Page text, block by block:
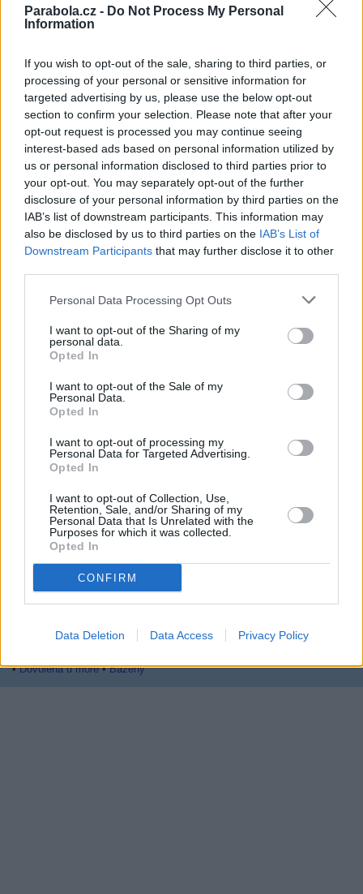
Parabola.cz - Do Not Process My Personal
Information
If you wish to opt-out of the sale, sharing to third parties, or
processing of your personal or sensitive information for
targeted advertising by us, please use the below opt-out
section to confirm your selection. Please note that after your
opt-out request is processed you may continue seeing
interest-based ads based on personal information utilized by
us or personal information disclosed to third parties prior to
your opt-out. You may separately opt-out of the further
disclosure of your personal information by third parties on the
IAB’s list of downstream participants. This information may
also be disclosed by us to third parties on the IAB’s List of
Downstream Participants that may further disclose it to other
Personal Data Processing Opt Outs
I want to opt-out of the Sharing of my
personal data.
Opted In
I want to opt-out of the Sale of my
Personal Data.
Opted In
I want to opt-out of processing my
Personal Data for Targeted Advertising.
Opted In
I want to opt-out of Collection, Use,
Retention, Sale, and/or Sharing of my
Personal Data that Is Unrelated with the
Purposes for which it was collected.
Opted In
CONFIRM
Data Deletion Data Access Privacy Policy
FACEBOOK
Přečtěte si také
Třetina čtenářů webu parabola.cz přijímá dlouhodobě DAB+
Streamovací služby využívá 35% uživatelů
Nejčastěji mají čtenáři televizor Samsung nebo LG
Reklama
Pracovní nabídky
06.08.2026 -Bosch Powertrain s.r.o. Jihlava • CNC operátor• mzda
Kč • náborový bonus 50.000 Kč • příspěvek na ubytování (Jihlava,
Jihlava)
týdenní zálohy na mzdu 2.000 Kč (Jihlava, okres Jihlava)
48.400 Kč • náborový bonus 50.000 Kč • ubytování (Jihlava, okres
příspěvek na ubytování (Jihlava, okres Jihlava)
06.08.2026 - Bosch Powertrain s.r.o. • seřizování strojů • mzda
náborový bonus 100.000 Kč • ubytování (Jihlava, okres Jihlava)
Prima sport - co nabídne v prvním
vysílacím týdnu
- web o satelitní, terestrické a kabelové televizi, ©
•Dovolená u moře•Bazény